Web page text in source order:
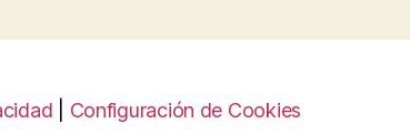
Configuración de Cookies